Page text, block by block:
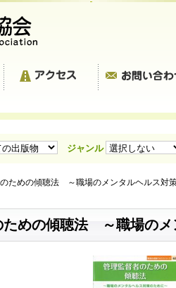
ジャンル
ための傾聴法 ～職場のメンタルヘルス対
ための傾聴法 ～職場のメ